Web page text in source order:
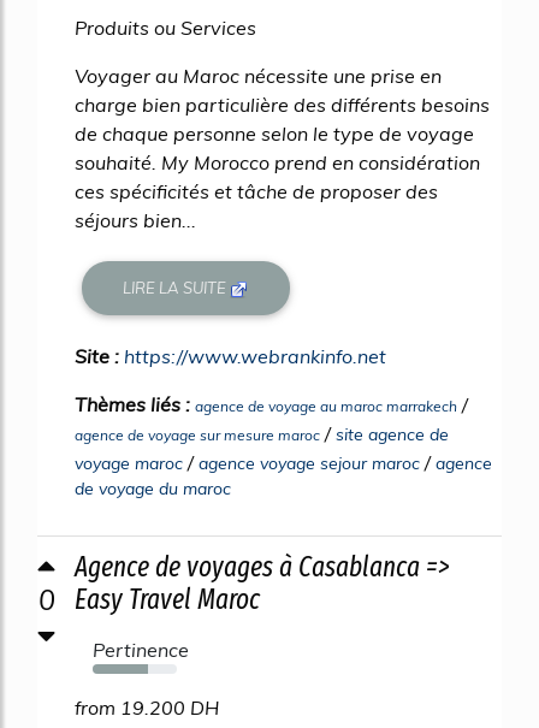
Produits ou Services
Voyager au Maroc nécessite une prise en
charge bien particulière des différents besoins
de chaque personne selon le type de voyage
souhaité. My Morocco prend en considération
ces spécificités et tâche de proposer des
séjours bien...
LIRE LA SUITE
Site : https://www.webrankinfo.net
Thèmes liés : agence de voyage au maroc marrakech /
agence de voyage sur mesure maroc /site agence de
voyage maroc /agence voyage sejour maroc /agence
de voyage du maroc
0
Agence de voyages à Casablanca =>
Easy Travel Maroc
Pertinence
65%
from 19.200 DH